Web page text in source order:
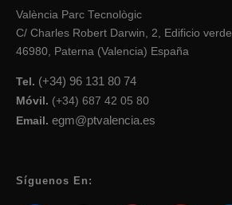
València Parc Tecnològic
C/ Charles Robert Darwin, 2, Edificio verde
46980, Paterna (Valencia) España
Tel. (+34) 96 131 80 74
Móvil. (+34) 687 42 05 80
Email. egm@ptvalencia.es
Síguenos En: